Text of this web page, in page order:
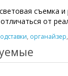
световая съемка и
от
, органайзер,